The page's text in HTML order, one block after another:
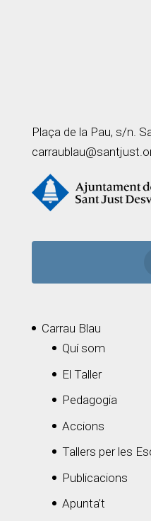
Plaça de la Pau, s/n.
Carrau Blau
Quí som
El Taller
Pedagogia
Accions
Tallers per les
Publicacions
Apunta’t